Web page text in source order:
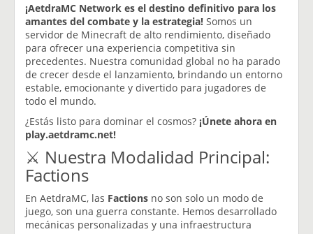
¡AetdraMC Network es el destino definitivo para los
amantes del combate y la estrategia! Somos un
servidor de Minecraft de alto rendimiento, diseñado
para ofrecer una experiencia competitiva sin
precedentes. Nuestra comunidad global no ha parado
de crecer desde el lanzamiento, brindando un entorno
estable, emocionante y divertido para jugadores de
todo el mundo.
¿Estás listo para dominar el cosmos? ¡Únete ahora en
play.aetdramc.net!
⚔️ Nuestra Modalidad Principal:
Factions
En AetdraMC, las Factions no son solo un modo de
juego, son una guerra constante. Hemos desarrollado
mecánicas personalizadas y una infraestructura